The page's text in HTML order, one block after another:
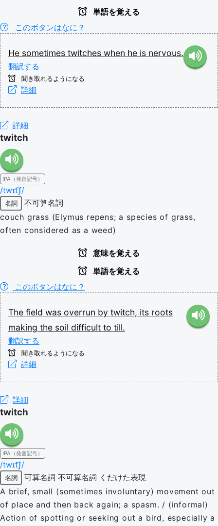
単語を覚える
このボタンはなに？
He sometimes twitches when he is nervous.
翻訳する
聞き取れるようになる
詳細
詳細
twitch
IPA（発音記号）
/twɪt͡ʃ/
名詞
不可算名詞
couch grass (Elymus repens; a species of grass,
often considered as a weed)
意味を覚える
単語を覚える
このボタンはなに？
The field was overrun by twitch, its roots
making the soil difficult to till.
翻訳する
聞き取れるようになる
詳細
詳細
twitch
IPA（発音記号）
/twɪt͡ʃ/
名詞 可算名詞 不可算名詞 くだけた表現
A brief, small (sometimes involuntary) movement out
of place and then back again; a spasm. / (informal)
Action of spotting or seeking out a bird, especially a